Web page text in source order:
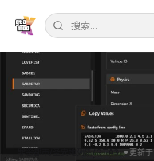
罪恶都市/圣安地列斯/GTA3 •更新于